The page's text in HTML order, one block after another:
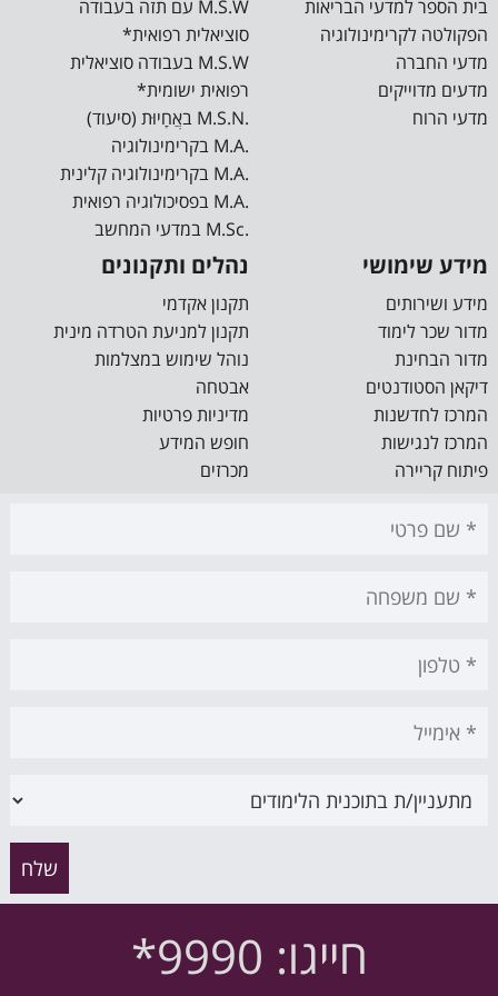
מוגדרות על פי משך ימי השירות וקריטריונים […]
בית הספר למדעי הבריאות
הפקולטה לקרימינולוגיה
מדעי החברה
מדעים מדוייקים
מדעי הרוח
M.S.W עם תזה בעבודה
סוציאלית רפואית*
M.S.W בעבודה סוציאלית
רפואית ישומית*
.M.S.N באֲחָיוּת (סיעוד)
.M.A בקרימינולוגיה
.M.A בקרימינולוגיה קלינית
.M.A בפסיכולוגיה רפואית
.M.Sc במדעי המחשב
מידע שימושי
מידע ושירותים
מדור שכר לימוד
מדור הבחינת
דיקאן הסטודנטים
המרכז לחדשנות
המרכז לנגישות
פיתוח קריירה
נהלים ותקנונים
תקנון אקדמי
תקנון למניעת הטרדה מינית
נוהל שימוש במצלמות
אבטחה
מדיניות פרטיות
חופש המידע
מכרזים
חייגו: 9990*